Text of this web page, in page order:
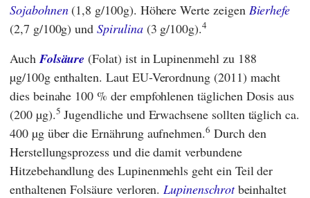
Sojabohnen(1,8 g/100g). Höhere Werte zeigen Bierhefe
(2,7 g/100g) undSpirulina(3 g/100g).4
AuchFolsäure (Folat) ist in Lupinenmehl zu 188
µg/100g enthalten. Laut EU-Verordnung (2011) macht
dies beinahe 100 % der empfohlenen täglichen Dosis aus
(200 µg).5 Jugendliche und Erwachsene sollten täglich ca.
400 µg über die Ernährung aufnehmen.6 Durch den
Herstellungsprozess und die damit verbundene
Hitzebehandlung des Lupinenmehls geht ein Teil der
enthaltenen Folsäure verloren.Lupinenschrotbeinhaltet